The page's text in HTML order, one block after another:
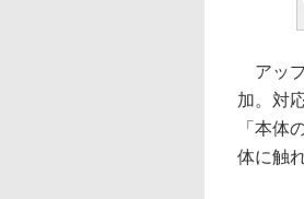
アップ
加。対
「本体
体に触